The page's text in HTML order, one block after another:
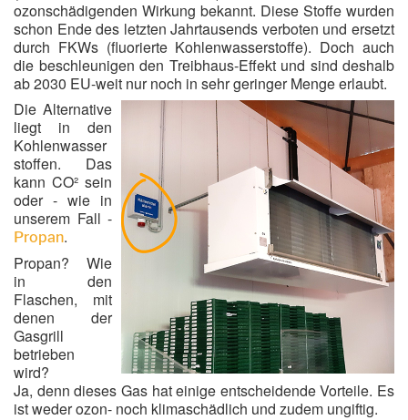
ozonschädigenden Wirkung bekannt. Diese Stoffe wurden
schon Ende des letzten Jahrtausends verboten und ersetzt
durch FKWs (fluorierte Kohlenwasserstoffe). Doch auch
die beschleunigen den Treibhaus-Effekt und sind deshalb
ab 2030 EU-weit nur noch in sehr geringer Menge erlaubt.
Die Alternative
liegt in den
Kohlenwasser
stoffen. Das
kann CO² sein
oder - wie in
unserem Fall -
Propan.
Propan? Wie
in den
Flaschen, mit
denen der
Gasgrill
betrieben
wird?
Ja, denn dieses Gas hat einige entscheidende Vorteile. Es
ist weder ozon- noch klimaschädlich und zudem ungiftig.